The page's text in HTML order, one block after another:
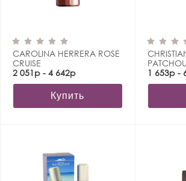
CAROLINA HERRERA ROSE
CRUISE
2 051р - 4 642р
Купить
1 653р -